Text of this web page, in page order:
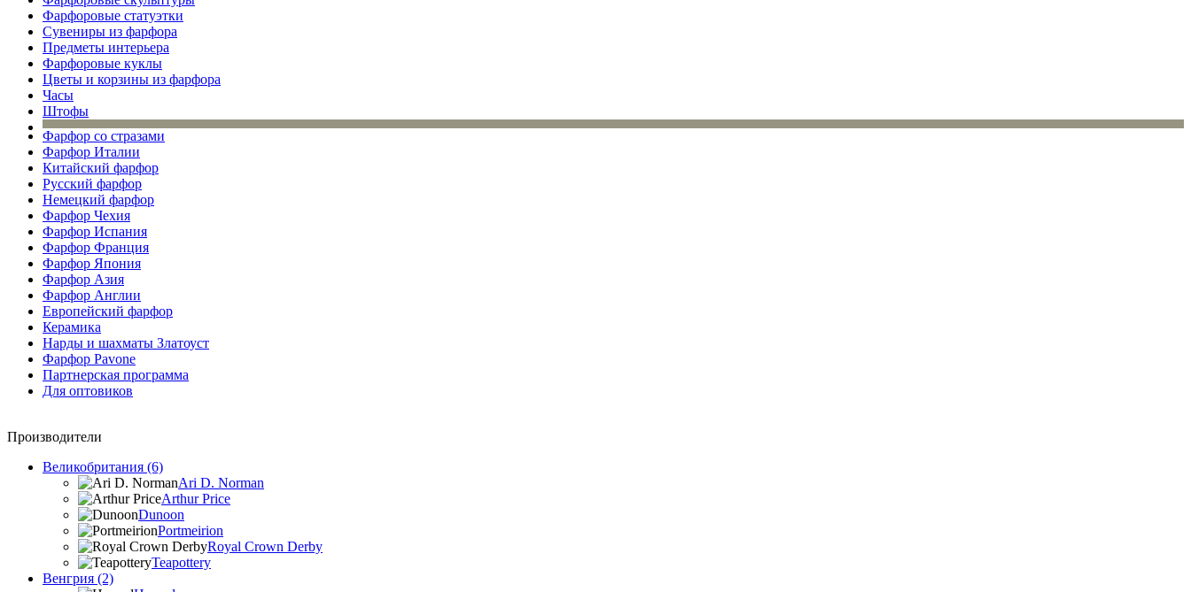
Фарфоровые статуэтки
Сувениры из фарфора
Предметы интерьера
Фарфоровые куклы
Цветы и корзины из фарфора
Часы
Штофы
Фарфор со стразами
Фарфор Италии
Китайский фарфор
Русский фарфор
Немецкий фарфор
Фарфор Чехия
Фарфор Испания
Фарфор Франция
Фарфор Япония
Фарфор Азия
Фарфор Англии
Европейский фарфор
Керамика
Нарды и шахматы Златоуст
Фарфор Pavone
Партнерская программа
Для оптовиков
Производители
Великобритания (6)
Ari D. Norman
Arthur Price
Dunoon
Portmeirion
Royal Crown Derby
Teapottery
Венгрия (2)